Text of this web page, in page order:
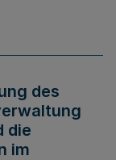
des
die
im